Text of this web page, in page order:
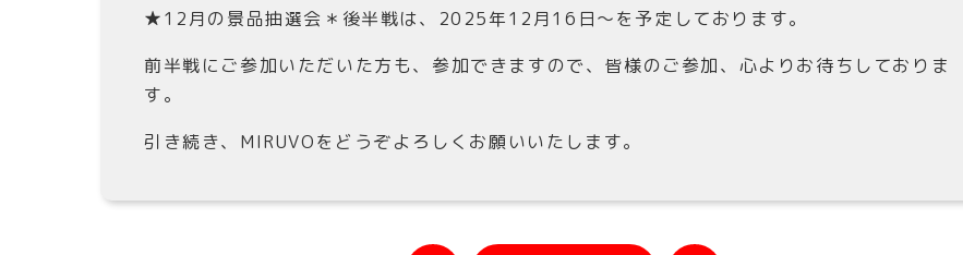
★12月の景品抽選会＊後半戦は、2025年12月16日〜を予定しております。
前半戦にご参加いただいた方も、参加できますので、皆様のご参加、心よりお待ちしておりま
す。
引き続き、MIRUVOをどうぞよろしくお願いいたします。